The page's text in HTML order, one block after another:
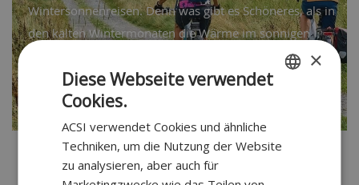
Wintersonnenreisen. Denn was gibt es Schöneres, als in
den kalten Wintermonaten die Wärme im sonnigen
Alle Reisen ansehen
×
Diese Webseite verwendet
Cookies.
ACSI verwendet Cookies und ähnliche
Techniken, um die Nutzung der Website
zu analysieren, aber auch für